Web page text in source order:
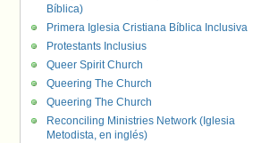
Bíblica)
Primera Iglesia Cristiana Bíblica Inclusiva
Protestants Inclusius
Queer Spirit Church
Queering The Church
Queering The Church
Reconciling Ministries Network (Iglesia
Metodista, en inglés)